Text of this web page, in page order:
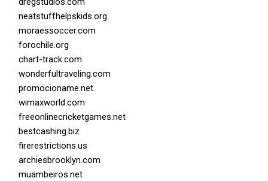
neatstuffhelpskids.org
moraessoccer.com
forochile.org
chart-track.com
wonderfultraveling.com
promocioname.net
wimaxworld.com
freeonlinecricketgames.net
bestcashing.biz
firerestrictions.us
archiesbrooklyn.com
muambeiros.net